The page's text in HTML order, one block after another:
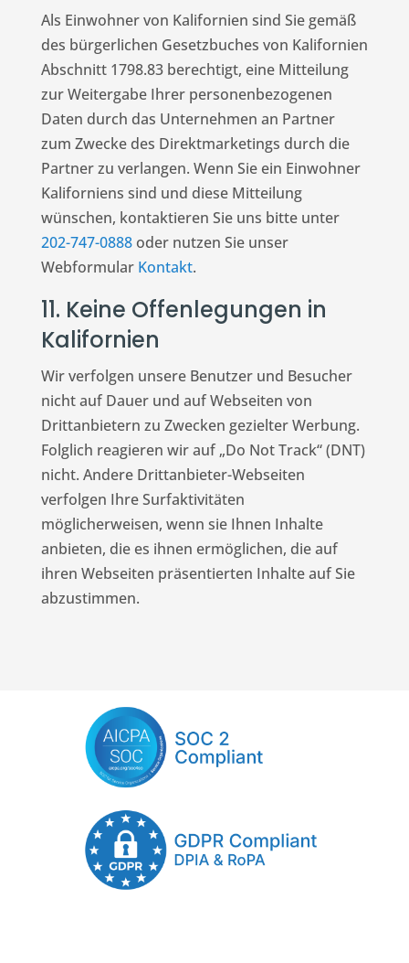
Als Einwohner von Kalifornien sind Sie gemäß
des bürgerlichen Gesetzbuches von Kalifornien
Abschnitt 1798.83 berechtigt, eine Mitteilung
zur Weitergabe Ihrer personenbezogenen
Daten durch das Unternehmen an Partner
zum Zwecke des Direktmarketings durch die
Partner zu verlangen. Wenn Sie ein Einwohner
Kaliforniens sind und diese Mitteilung
wünschen, kontaktieren Sie uns bitte unter
202-747-0888oder nutzen Sie unser
Webformular Kontakt.
11. Keine Offenlegungen in
Kalifornien
Wir verfolgen unsere Benutzer und Besucher
nicht auf Dauer und auf Webseiten von
Drittanbietern zu Zwecken gezielter Werbung.
Folglich reagieren wir auf „Do Not Track“ (DNT)
nicht. Andere Drittanbieter-Webseiten
verfolgen Ihre Surfaktivitäten
möglicherweisen, wenn sie Ihnen Inhalte
anbieten, die es ihnen ermöglichen, die auf
ihren Webseiten präsentierten Inhalte auf Sie
abzustimmen.